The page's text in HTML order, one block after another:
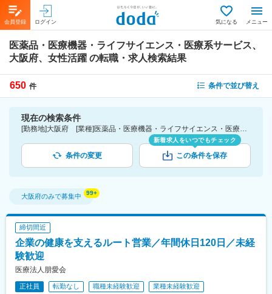
会員登録 ログイン 気になる メニュー
医薬品・医療機器・ライフサイエンス・医療系サービス、
大阪府、女性活躍 の転職・求人検索結果
650 件 条件で並び替え
現在の検索条件
[勤務地]大阪府 [業種]医薬品・医療機器・ライフサイエンス・医療系サービス [詳細条件](会社・職場の環境)女性活躍
条件の変更
新着求人をいつでもチェック
この条件を保存
大阪府のみで募集中
締切間近
企業の健康を支えるルート営業／年間休日120日／未経
験歓迎
医療法人朋愛会
正社員 転勤なし 職種未経験歓迎 業種未経験歓迎